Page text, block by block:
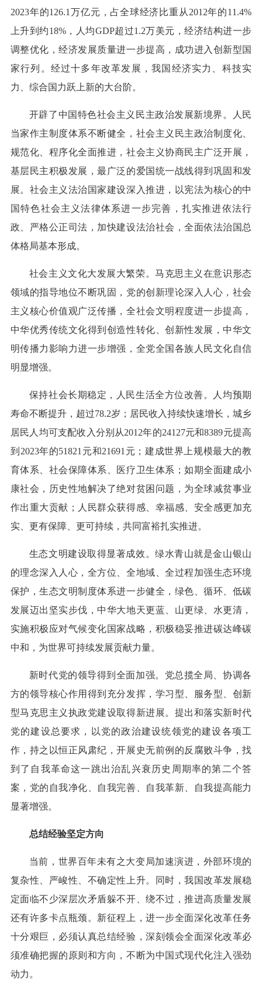
2023年的126.1万亿元，占全球经济比重从2012年的11.4%
上升到约18%，人均GDP超过1.2万美元，经济结构进一步
调整优化，经济发展质量进一步提高，成功进入创新型国
家行列。经过十多年改革发展，我国经济实力、科技实
力、综合国力跃上新的大台阶。
开辟了中国特色社会主义民主政治发展新境界。人民
当家作主制度体系不断健全，社会主义民主政治制度化、
规范化、程序化全面推进，社会主义协商民主广泛开展，
基层民主积极发展，最广泛的爱国统一战线得到巩固和发
展。社会主义法治国家建设深入推进，以宪法为核心的中
国特色社会主义法律体系进一步完善，扎实推进依法行
政、严格公正司法，加快建设法治社会，全面依法治国总
体格局基本形成。
社会主义文化大发展大繁荣。马克思主义在意识形态
领域的指导地位不断巩固，党的创新理论深入人心，社会
主义核心价值观广泛传播，全社会文明程度进一步提高，
中华优秀传统文化得到创造性转化、创新性发展，中华文
明传播力影响力进一步增强，全党全国各族人民文化自信
明显增强。
保持社会长期稳定，人民生活全方位改善。人均预期
寿命不断提升，超过78.2岁；居民收入持续快速增长，城乡
居民人均可支配收入分别从2012年的24127元和8389元提高
到2023年的51821元和21691元；建成世界上规模最大的教
育体系、社会保障体系、医疗卫生体系；如期全面建成小
康社会，历史性地解决了绝对贫困问题，为全球减贫事业
作出重大贡献；人民群众获得感、幸福感、安全感更加充
实、更有保障、更可持续，共同富裕扎实推进。
生态文明建设取得显著成效。绿水青山就是金山银山
的理念深入人心，全方位、全地域、全过程加强生态环境
保护，生态文明制度体系进一步健全，绿色、循环、低碳
发展迈出坚实步伐，中华大地天更蓝、山更绿、水更清，
实施积极应对气候变化国家战略，积极稳妥推进碳达峰碳
中和，为世界可持续发展贡献力量。
新时代党的领导得到全面加强。党总揽全局、协调各
方的领导核心作用得到充分发挥，学习型、服务型、创新
型马克思主义执政党建设取得新进展。提出和落实新时代
党的建设总要求，以党的政治建设统领党的建设各项工
作，持之以恒正风肃纪，开展史无前例的反腐败斗争，找
到了自我革命这一跳出治乱兴衰历史周期率的第二个答
案，党的自我净化、自我完善、自我革新、自我提高能力
显著增强。
总结经验坚定方向
当前，世界百年未有之大变局加速演进，外部环境的
复杂性、严峻性、不确定性上升。同时，我国改革发展稳
定面临不少深层次矛盾躲不开、绕不过，推进高质量发展
还有许多卡点瓶颈。新征程上，进一步全面深化改革任务
十分艰巨，必须认真总结经验，深刻领会全面深化改革必
须准确把握的原则和方向，不断为中国式现代化注入强劲
动力。